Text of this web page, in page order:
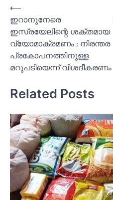
Post
navigation
⟵
ഇറാനുനേരെ
ഇസ്രയേലിന്റെ ശക്തമായ
വ്യോമാക്രമണം ; നിരന്തര
പ്രകോപനത്തിനുള്ള
മറുപടിയെന്ന് വിശദീകരണം
Related Posts